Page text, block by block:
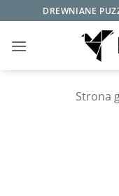
do
zawartości
DREWNIANE
Strona